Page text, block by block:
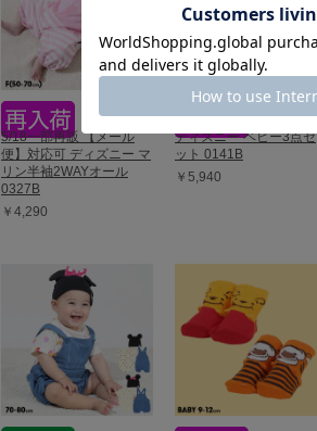
5/18一部再販 【メール
便】対応可 ディズニー マ
リン半袖2WAYオール
0327B
￥4,290
ディズニー ベビー3点セ
ット 0141B
￥5,940